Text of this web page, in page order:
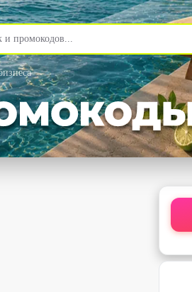
в Москве